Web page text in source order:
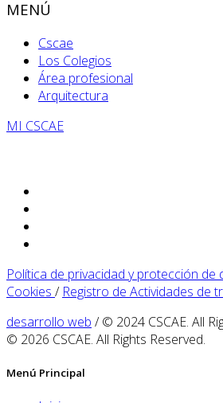
MENÚ
Cscae
Los Colegios
Área profesional
Arquitectura
MI CSCAE
Política de privacidad y protección de
Cookies / Registro de Actividades de
desarrollo web / © 2024 CSCAE. All
© 2026 CSCAE. All Rights Reserved.
Menú Principal